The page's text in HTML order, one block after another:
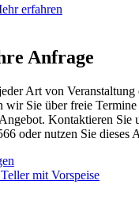
erfahren
Anfrage
Art von Veranstaltung
wir Sie über freie
Kontaktieren Sie
oder nutzen Sie dieses